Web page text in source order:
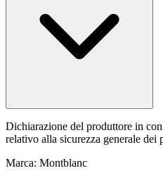
Dichiarazione del produttore in
relativo alla sicurezza generale dei
Marca: Montblanc